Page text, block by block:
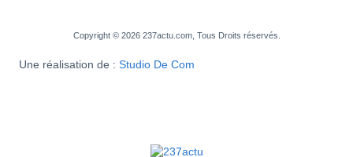
Copyright © 2026 237actu.com, Tous Droits réservés.
Une réalisation de : Studio De Com